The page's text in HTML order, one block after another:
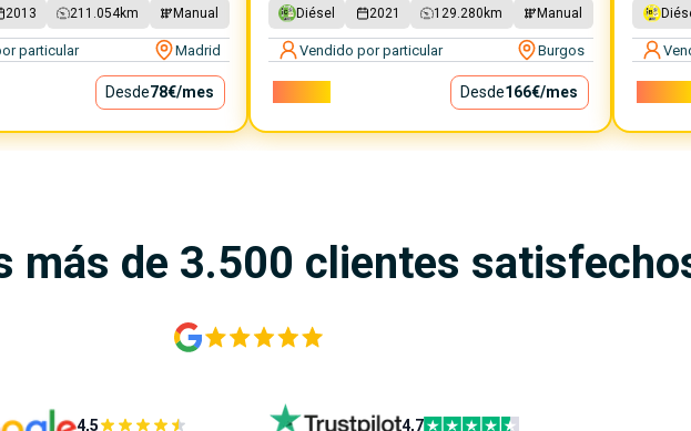
2013 211.054km Manual
particular Madrid
Desde78€/mes
Diésel 2021 129.280 km Manual
Vendido por particular Burgos
Desde166€/mes
más de 3.500 clientes
4,5 4,7